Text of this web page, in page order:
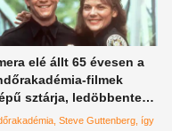
elé állt 65 évesen a
filmek
sztárja, ledöbbentek
Steve Guttenberg így